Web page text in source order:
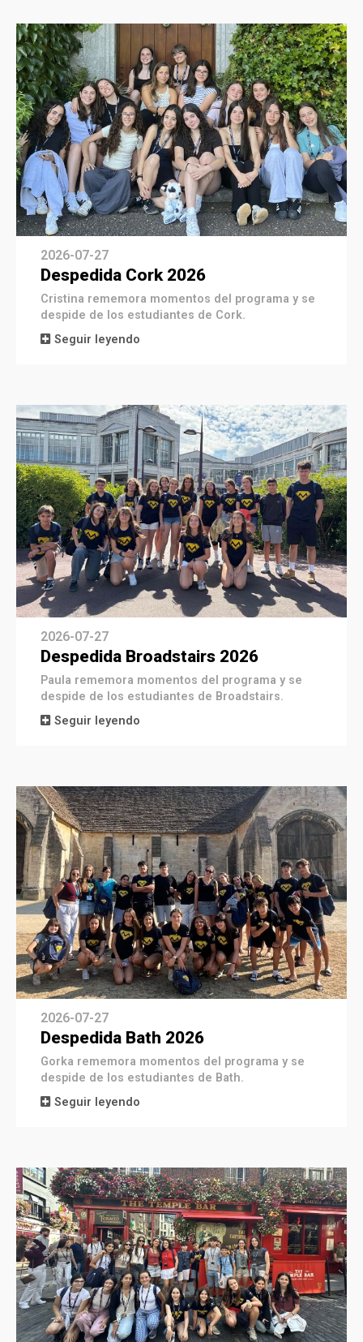
2026-07-27
Despedida Cork 2026
Cristina rememora momentos del programa y se
despide de los estudiantes de Cork.
Seguir leyendo
2026-07-27
Despedida Broadstairs 2026
Paula rememora momentos del programa y se
despide de los estudiantes de Broadstairs.
Seguir leyendo
2026-07-27
Despedida Bath 2026
Gorka rememora momentos del programa y se
despide de los estudiantes de Bath.
Seguir leyendo